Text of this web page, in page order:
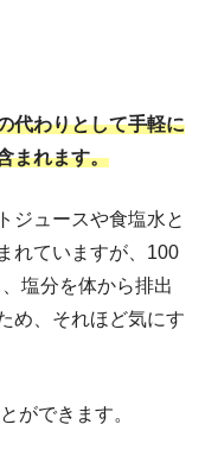
代わりとして手軽に
まれます。
ジュースや食塩水と
れていますが、100
塩分を体から排出
め、それほど気にす
ができます。